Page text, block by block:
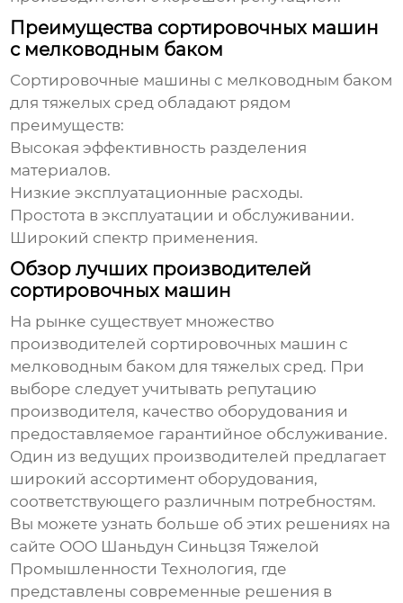
Преимущества сортировочных машин
с мелководным баком
Сортировочные машины с мелководным баком
для тяжелых сред обладают рядом
преимуществ:
Высокая эффективность разделения
материалов.
Низкие эксплуатационные расходы.
Простота в эксплуатации и обслуживании.
Широкий спектр применения.
Обзор лучших производителей
сортировочных машин
На рынке существует множество
производителей сортировочных машин с
мелководным баком для тяжелых сред. При
выборе следует учитывать репутацию
производителя, качество оборудования и
предоставляемое гарантийное обслуживание.
Один из ведущих производителей предлагает
широкий ассортимент оборудования,
соответствующего различным потребностям.
Вы можете узнать больше об этих решениях на
сайте ООО Шаньдун Синьцзя Тяжелой
Промышленности Технология, где
представлены современные решения в